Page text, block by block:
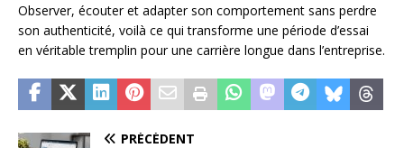
Observer, écouter et adapter son comportement sans perdre
son authenticité, voilà ce qui transforme une période d’essai
en véritable tremplin pour une carrière longue dans l’entreprise.
PRÉCÉDENT